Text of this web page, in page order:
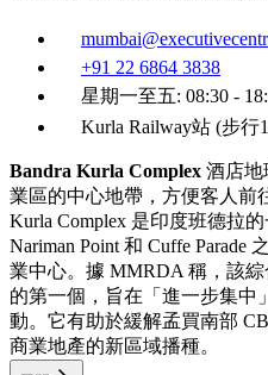
+91 22 6864 3838
星期一至五: 08:30 -
Kurla Railway站 (步行
Bandra Kurla Complex 酒店地
業區的中心地帶，方便客人前
Kurla Complex 是印度班德拉
Nariman Point 和 Cuffe
業中心。據 MMRDA 稱，該
的第一個，旨在「進一步集中
動。它有助於緩解孟買南部
商業地產的新區域播種。